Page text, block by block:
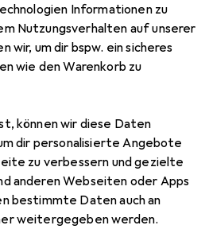
Informationen zu
Nutzungsverhalten auf unserer
wir, um dir bspw. ein sicheres
wie den Warenkorb zu
können wir diese Daten
dir personalisierte Angebote
zu verbessern und gezielte
anderen Webseiten oder Apps
bestimmte Daten auch an
weitergegeben werden.